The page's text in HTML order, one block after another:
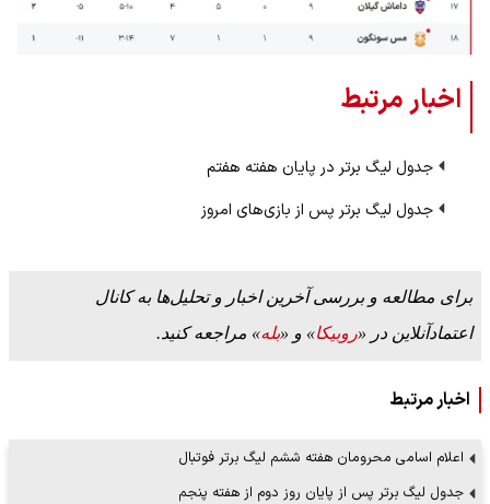
اخبار مرتبط
جدول لیگ برتر در پایان هفته هفتم
جدول لیگ برتر پس از بازی‌های امروز
برای مطالعه و بررسی آخرین اخبار و تحلیل‌ها به کانال
اعتمادآنلاین در «روبیکا» و «بله» مراجعه کنید.
اخبار مرتبط
اعلام اسامی محرومان هفته ششم لیگ برتر فوتبال
جدول لیگ برتر پس از پایان روز دوم از هفته پنجم